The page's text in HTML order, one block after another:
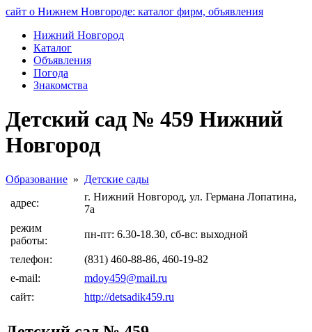
сайт о Нижнем Новгороде: каталог фирм, объявления
Нижний Новгород
Каталог
Объявления
Погода
Знакомства
Детский сад № 459 Нижний
Новгород
Образование » Детские сады
адрес:
г. Нижний Новгород, ул. Германа Лопатина,
7а
режим
работы:
пн-пт: 6.30-18.30, сб-вс: выходной
телефон:
(831) 460-88-86, 460-19-82
e-mail:
mdoy459@mail.ru
сайт:
http://detsadik459.ru